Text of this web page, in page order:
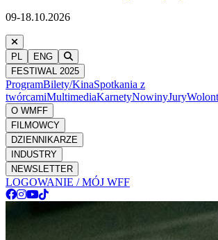
09-18.10.2026
PL
ENG
FESTIWAL 2025
ProgramBilety/KinaSpotkania z
twórcamiMultimediaKarnetyNowinyJury
O WMFF
FILMOWCY
DZIENNIKARZE
INDUSTRY
NEWSLETTER
LOGOWANIE / MÓJ WFF